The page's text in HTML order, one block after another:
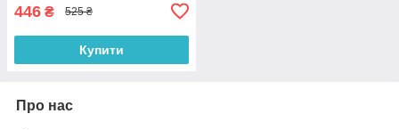
446 ₴ 525 ₴
Купити
Про нас